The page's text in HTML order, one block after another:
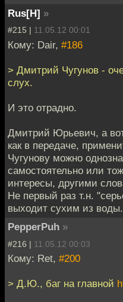
Rus[H] »
#215 | 11.05.12 00:01
Кому: Dair, #186
> Дмитрий Чугунов -
слух.
И это отрадно.
Дмитрий Юрьевич, а
как в передаче,
Чугунову можно
самостоятельно или
интересы, другими
Не первый раз т.н.
выходит сухим из воды.
PepperPuh »
#216 | 11.05.12 00:03
Кому: Ret, #200
> Д.Ю., баг на главной